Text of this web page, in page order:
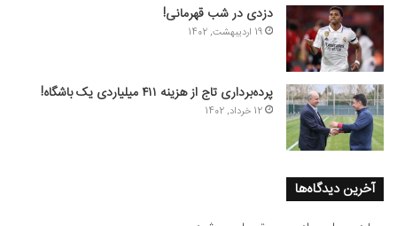
دزدی در شب قهرمانی!
19 اردیبهشت, 1402
پرده‌برداری تاج از هزینه ۴۱۱ میلیاردی یک باشگاه!
12 خرداد, 1402
آخرین دیدگاه‌ها